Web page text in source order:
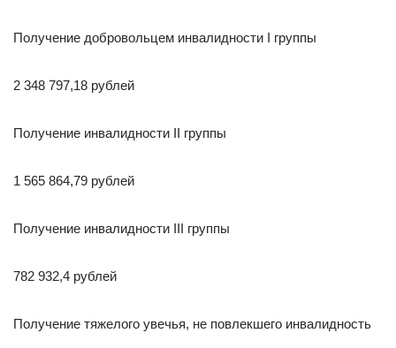
Получение добровольцем инвалидности I группы
2 348 797,18 рублей
Получение инвалидности II группы
1 565 864,79 рублей
Получение инвалидности III группы
782 932,4 рублей
Получение тяжелого увечья, не повлекшего инвалидность